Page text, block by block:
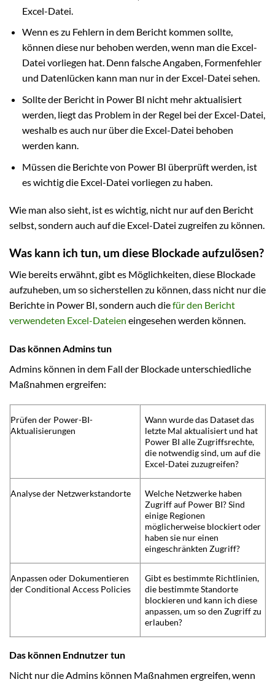
Excel-Datei.
Wenn es zu Fehlern in dem Bericht kommen sollte,
können diese nur behoben werden, wenn man die Excel-
Datei vorliegen hat. Denn falsche Angaben, Formenfehler
und Datenlücken kann man nur in der Excel-Datei sehen.
Sollte der Bericht in Power BI nicht mehr aktualisiert
werden, liegt das Problem in der Regel bei der Excel-Datei,
weshalb es auch nur über die Excel-Datei behoben
werden kann.
Müssen die Berichte von Power BI überprüft werden, ist
es wichtig die Excel-Datei vorliegen zu haben.
Wie man also sieht, ist es wichtig, nicht nur auf den Bericht
selbst, sondern auch auf die Excel-Datei zugreifen zu können.
Was kann ich tun, um diese Blockade aufzulösen?
Wie bereits erwähnt, gibt es Möglichkeiten, diese Blockade
aufzuheben, um so sicherstellen zu können, dass nicht nur die
Berichte in Power BI, sondern auch diefür den Bericht
verwendeten Excel-Dateien eingesehen werden können.
Das können Admins tun
Admins können in dem Fall der Blockade unterschiedliche
Maßnahmen ergreifen:
Prüfen der Power-BI-
Aktualisierungen
Wann wurde das Dataset das
letzte Mal aktualisiert und hat
Power BI alle Zugriffsrechte,
die notwendig sind, um auf die
Excel-Datei zuzugreifen?
Analyse der Netzwerkstandorte
Welche Netzwerke haben
Zugriff auf Power BI? Sind
einige Regionen
möglicherweise blockiert oder
haben sie nur einen
eingeschränkten Zugriff?
Anpassen oder Dokumentieren
der Conditional Access Policies
Gibt es bestimmte Richtlinien,
die bestimmte Standorte
blockieren und kann ich diese
anpassen, um so den Zugriff zu
erlauben?
Das können Endnutzer tun
Nicht nur die Admins können Maßnahmen ergreifen, wenn